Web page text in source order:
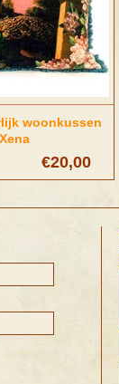
woonkussen
Xena
€20,00